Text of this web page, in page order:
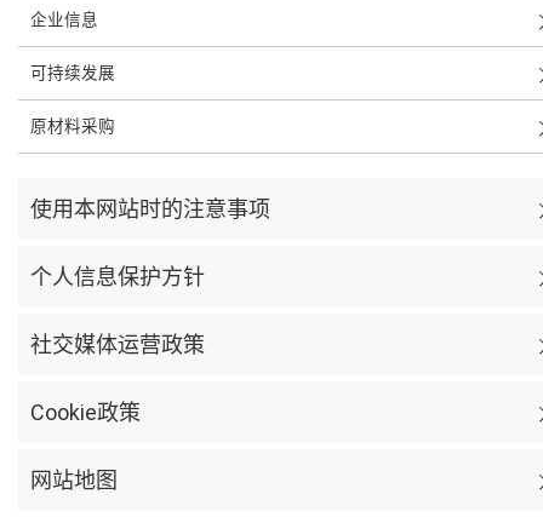
企业信息
可持续发展
原材料采购
使用本网站时的注意事项
个人信息保护方针
社交媒体运营政策
Cookie政策
网站地图